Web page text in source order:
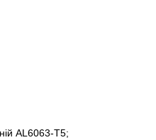
AL6063-T5;